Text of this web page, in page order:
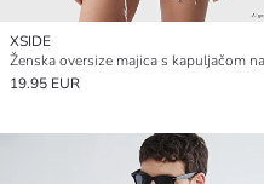
XSIDE
19.95 EUR